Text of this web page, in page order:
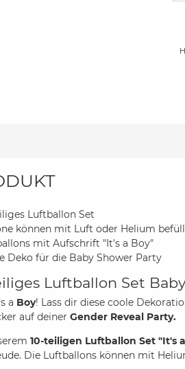
Luftballon Set
können mit Luft oder Helium
mit Aufschrift "It's a Boy"
Deko für die Baby Shower Party
Luftballon Set
a Boy! Lass dir diese coole
auf deiner Gender Reveal Party.
10-teiligen Luftballon Set "It's
Die Luftballons können mit